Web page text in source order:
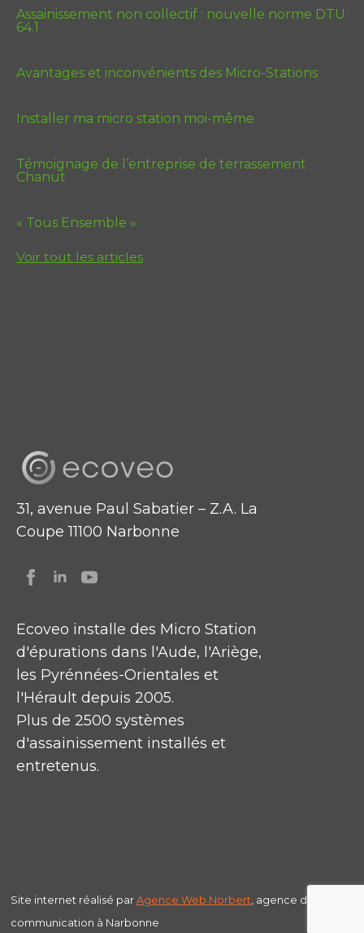
Assainissement non collectif : nouvelle norme DTU
64.1
Avantages et inconvénients des Micro-Stations
Installer ma micro station moi-même
Témoignage de l’entreprise de terrassement
Chanut
« Tous Ensemble »
Voir tout les articles
31, avenue Paul Sabatier – Z.A. La
Coupe 11100 Narbonne
Ecoveo installe des Micro Station
d'épurations dans l'Aude, l'Ariège,
les Pyrénnées-Orientales et
l'Hérault depuis 2005.
Plus de 2500 systèmes
d'assainissement installés et
entretenus.
Site internet réalisé par Agence Web Norbert, agence de
communication à Narbonne